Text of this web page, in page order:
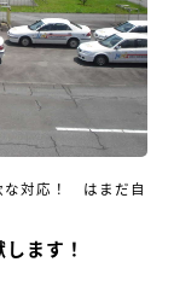
な対応！ はまだ自
ます！